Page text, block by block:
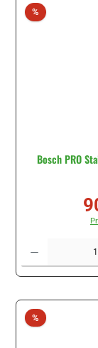
%Rabatt
Bosch PRO
%Rabatt